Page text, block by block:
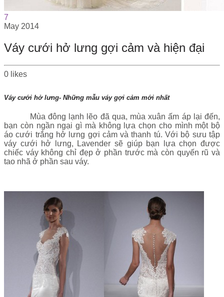
7
May 2014
Váy cưới hở lưng gợi cảm và hiện đại
0 likes
Váy cưới hở lưng- Những mẫu váy gợi cảm mới nhất
Mùa đông lạnh lẽo đã qua, mùa xuân ấm áp lại đến,
bạn còn ngần ngại gì mà không lựa chọn cho mình một bộ
áo cưới trắng hở lưng gợi cảm và thanh tú. Với bộ sưu tập
váy cưới hở lưng, Lavender sẽ giúp bạn lựa chọn được
chiếc váy không chỉ đẹp ở phần trước mà còn quyến rũ và
tao nhã ở phần sau váy.